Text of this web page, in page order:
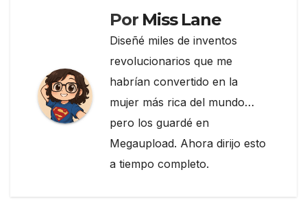
Por Miss Lane
Diseñé miles de inventos
revolucionarios que me
habrían convertido en la
mujer más rica del mundo…
pero los guardé en
Megaupload. Ahora dirijo esto
a tiempo completo.